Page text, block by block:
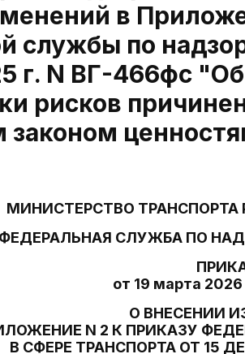
в
службы по
г. N ВГ-466фс
рисков
МИНИСТЕРСТВО
ФЕДЕРАЛЬНАЯ СЛУЖБА ПО
от 19 марта 2026
О ВНЕСЕНИИ
N 2 К ПРИКАЗУ
В СФЕРЕ ТРАНСПОРТА ОТ 15